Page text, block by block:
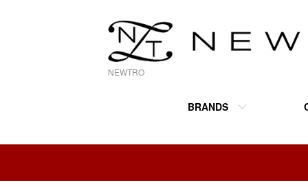
NEWTRO
BRANDS